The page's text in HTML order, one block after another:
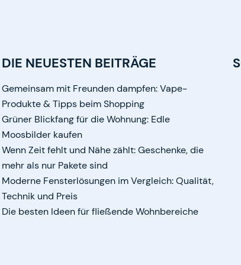
DIE NEUESTEN BEITRÄGE
Gemeinsam mit Freunden dampfen: Vape-
Produkte & Tipps beim Shopping
Grüner Blickfang für die Wohnung: Edle
Moosbilder kaufen
Wenn Zeit fehlt und Nähe zählt: Geschenke, die
mehr als nur Pakete sind
Moderne Fensterlösungen im Vergleich: Qualität,
Technik und Preis
Die besten Ideen für fließende Wohnbereiche